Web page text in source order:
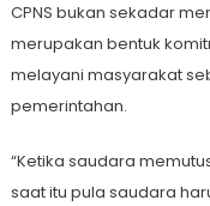
CPNS bukan sekadar
merupakan bentuk
melayani masyarakat
pemerintahan.
“Ketika saudara
saat itu pula saudara